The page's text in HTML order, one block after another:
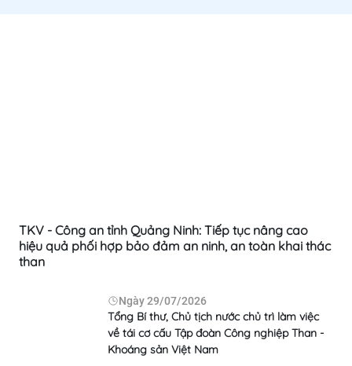
TKV - Công an tỉnh Quảng Ninh: Tiếp tục nâng cao
hiệu quả phối hợp bảo đảm an ninh, an toàn khai thác
than
Ngày29/07/2026
Tổng Bí thư, Chủ tịch nước chủ trì làm việc
về tái cơ cấu Tập đoàn Công nghiệp Than -
Khoáng sản Việt Nam